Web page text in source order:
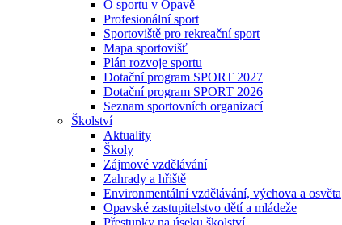
O sportu v Opavě
Profesionální sport
Sportoviště pro rekreační sport
Mapa sportovišť
Plán rozvoje sportu
Dotační program SPORT 2027
Dotační program SPORT 2026
Seznam sportovních organizací
Školství
Aktuality
Školy
Zájmové vzdělávání
Zahrady a hřiště
Environmentální vzdělávání, výchova a osvěta
Opavské zastupitelstvo dětí a mládeže